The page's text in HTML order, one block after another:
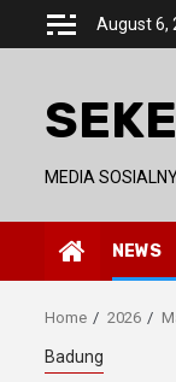
August 6,
MEDIA
NEWS
Home 2026
Badung